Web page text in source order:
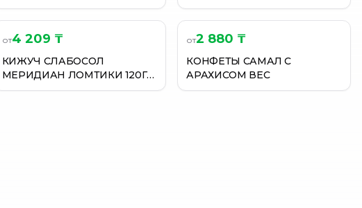
от4 209 ₸
КИЖУЧ СЛАБОСОЛ
МЕРИДИАН ЛОМТИКИ 120Г
В/У
от2 880 ₸
КОНФЕТЫ САМАЛ С
АРАХИСОМ ВЕС